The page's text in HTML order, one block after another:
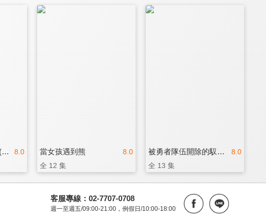
8.0
PUI PUI 天竺鼠車車(日本重播版) 8.0
當女孩遇到熊
全 12 集
8.0
被勇者隊伍開除的馭獸使，邂逅了最強種的貓耳少女
全 13 集
客服專線：02-7707-0708
週一至週五/09:00-21:00，例假日/10:00-18:00